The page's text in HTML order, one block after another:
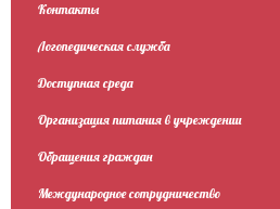
Контакты
Логопедическая служба
Доступная среда
Организация питания в учреждении
Обращения граждан
Международное сотрудничество